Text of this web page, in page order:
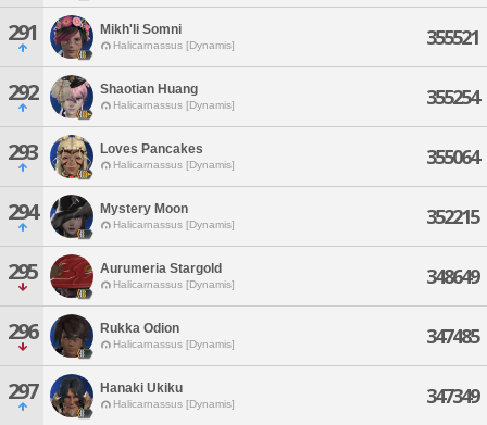
291 Mikh'li Somni
Halicarnassus [Dynamis] 355521
292 Shaotian Huang
Halicarnassus [Dynamis] 355254
293 Loves Pancakes
Halicarnassus [Dynamis] 355064
294 Mystery Moon
Halicarnassus [Dynamis] 352215
295 Aurumeria Stargold
Halicarnassus [Dynamis] 348649
296 Rukka Odion
Halicarnassus [Dynamis] 347485
297 Hanaki Ukiku
Halicarnassus [Dynamis] 347349